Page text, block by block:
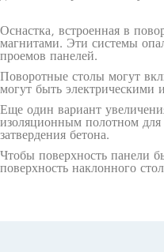
Оснастка, встроенная в
магнитами. Эти системы
проемов панелей.
Поворотные столы могут
могут быть электрическими
Еще один вариант
изоляционным полотном для
затвердения бетона.
Чтобы поверхность панели
поверхность наклонного